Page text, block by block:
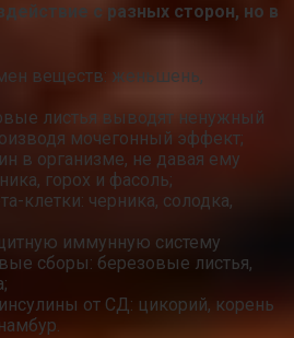
с разных сторон, но в
веществ: женьшень,
листья выводят ненужный
мочегонный эффект;
в организме, не давая ему
горох и фасоль;
клетки: черника, солодка,
иммунную систему
сборы: березовые листья,
от СД: цикорий, корень